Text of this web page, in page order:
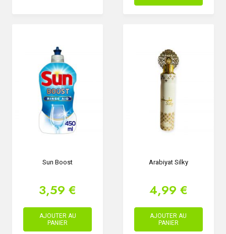
Sun Boost
3,59 €
AJOUTER AU
PANIER
Arabiyat Silky
4,99 €
AJOUTER AU
PANIER